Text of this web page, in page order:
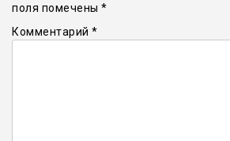
поля помечены *
Комментарий *